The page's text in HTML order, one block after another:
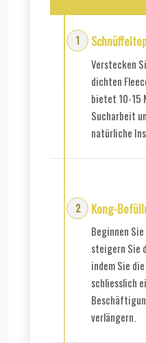
Verstecken
dichten
bietet 10-15
Sucharbeit
natürliche
Kong-
Beginnen
steigern Sie
indem Sie
schliesslich
verlängern.